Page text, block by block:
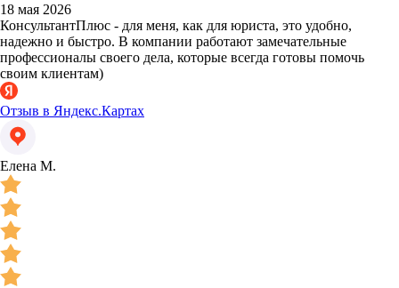
18 мая 2026
КонсультантПлюс - для меня, как для юриста, это удобно,
надежно и быстро. В компании работают замечательные
профессионалы своего дела, которые всегда готовы помочь
своим клиентам)
Отзыв в Яндекс.Картах
Елена М.